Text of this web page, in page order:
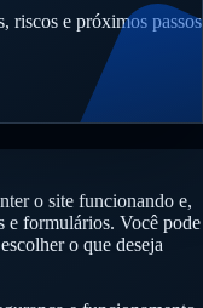
riscos e próximos passos
o site funcionando e,
e formulários. Você pode
o que deseja